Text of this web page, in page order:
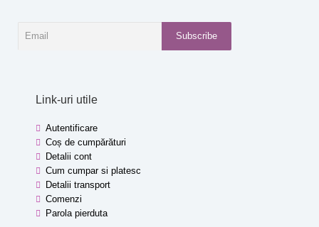
Subscribe
Link-uri utile
Autentificare
Coș de cumpărături
Detalii cont
Cum cumpar si platesc
Detalii transport
Comenzi
Parola pierduta